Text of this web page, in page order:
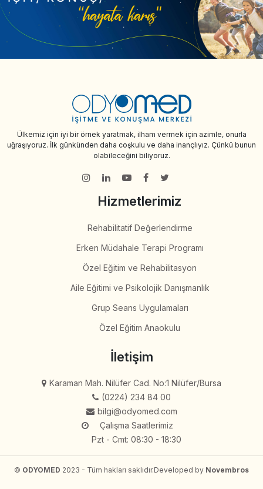
Ülkemiz için iyi bir örnek yaratmak, ilham vermek için azimle, onurla
uğraşıyoruz. İlk günkünden daha coşkulu ve daha inançlıyız. Çünkü bunun
olabileceğini biliyoruz.
Hizmetlerimiz
Rehabilitatif Değerlendirme
Erken Müdahale Terapi Programı
Özel Eğitim ve Rehabilitasyon
Aile Eğitimi ve Psikolojik Danışmanlık
Grup Seans Uygulamaları
Özel Eğitim Anaokulu
İletişim
Karaman Mah. Nilüfer Cad. No:1 Nilüfer/Bursa
(0224) 234 84 00
bilgi@odyomed.com
Çalışma Saatlerimiz
Pzt - Cmt: 08:30 - 18:30
© ODYOMED 2023 - Tüm hakları saklıdır.Developed by Novembros